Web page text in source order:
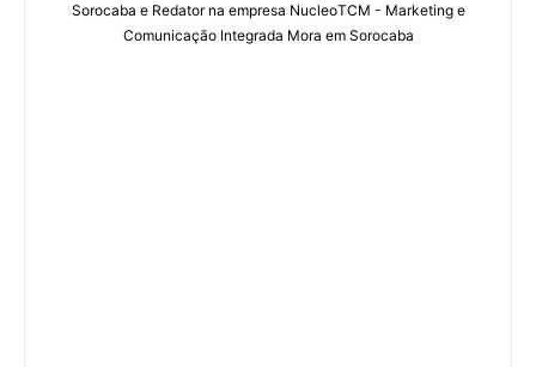
Sorocaba e Redator na empresa NucleoTCM - Marketing e
Comunicação Integrada Mora em Sorocaba